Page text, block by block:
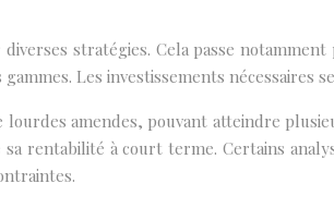
stratégies. Cela passe
Les investissements
amendes, pouvant atteindre
rentabilité à court terme. Certains